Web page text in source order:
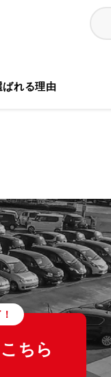
ばれる理由
ちら